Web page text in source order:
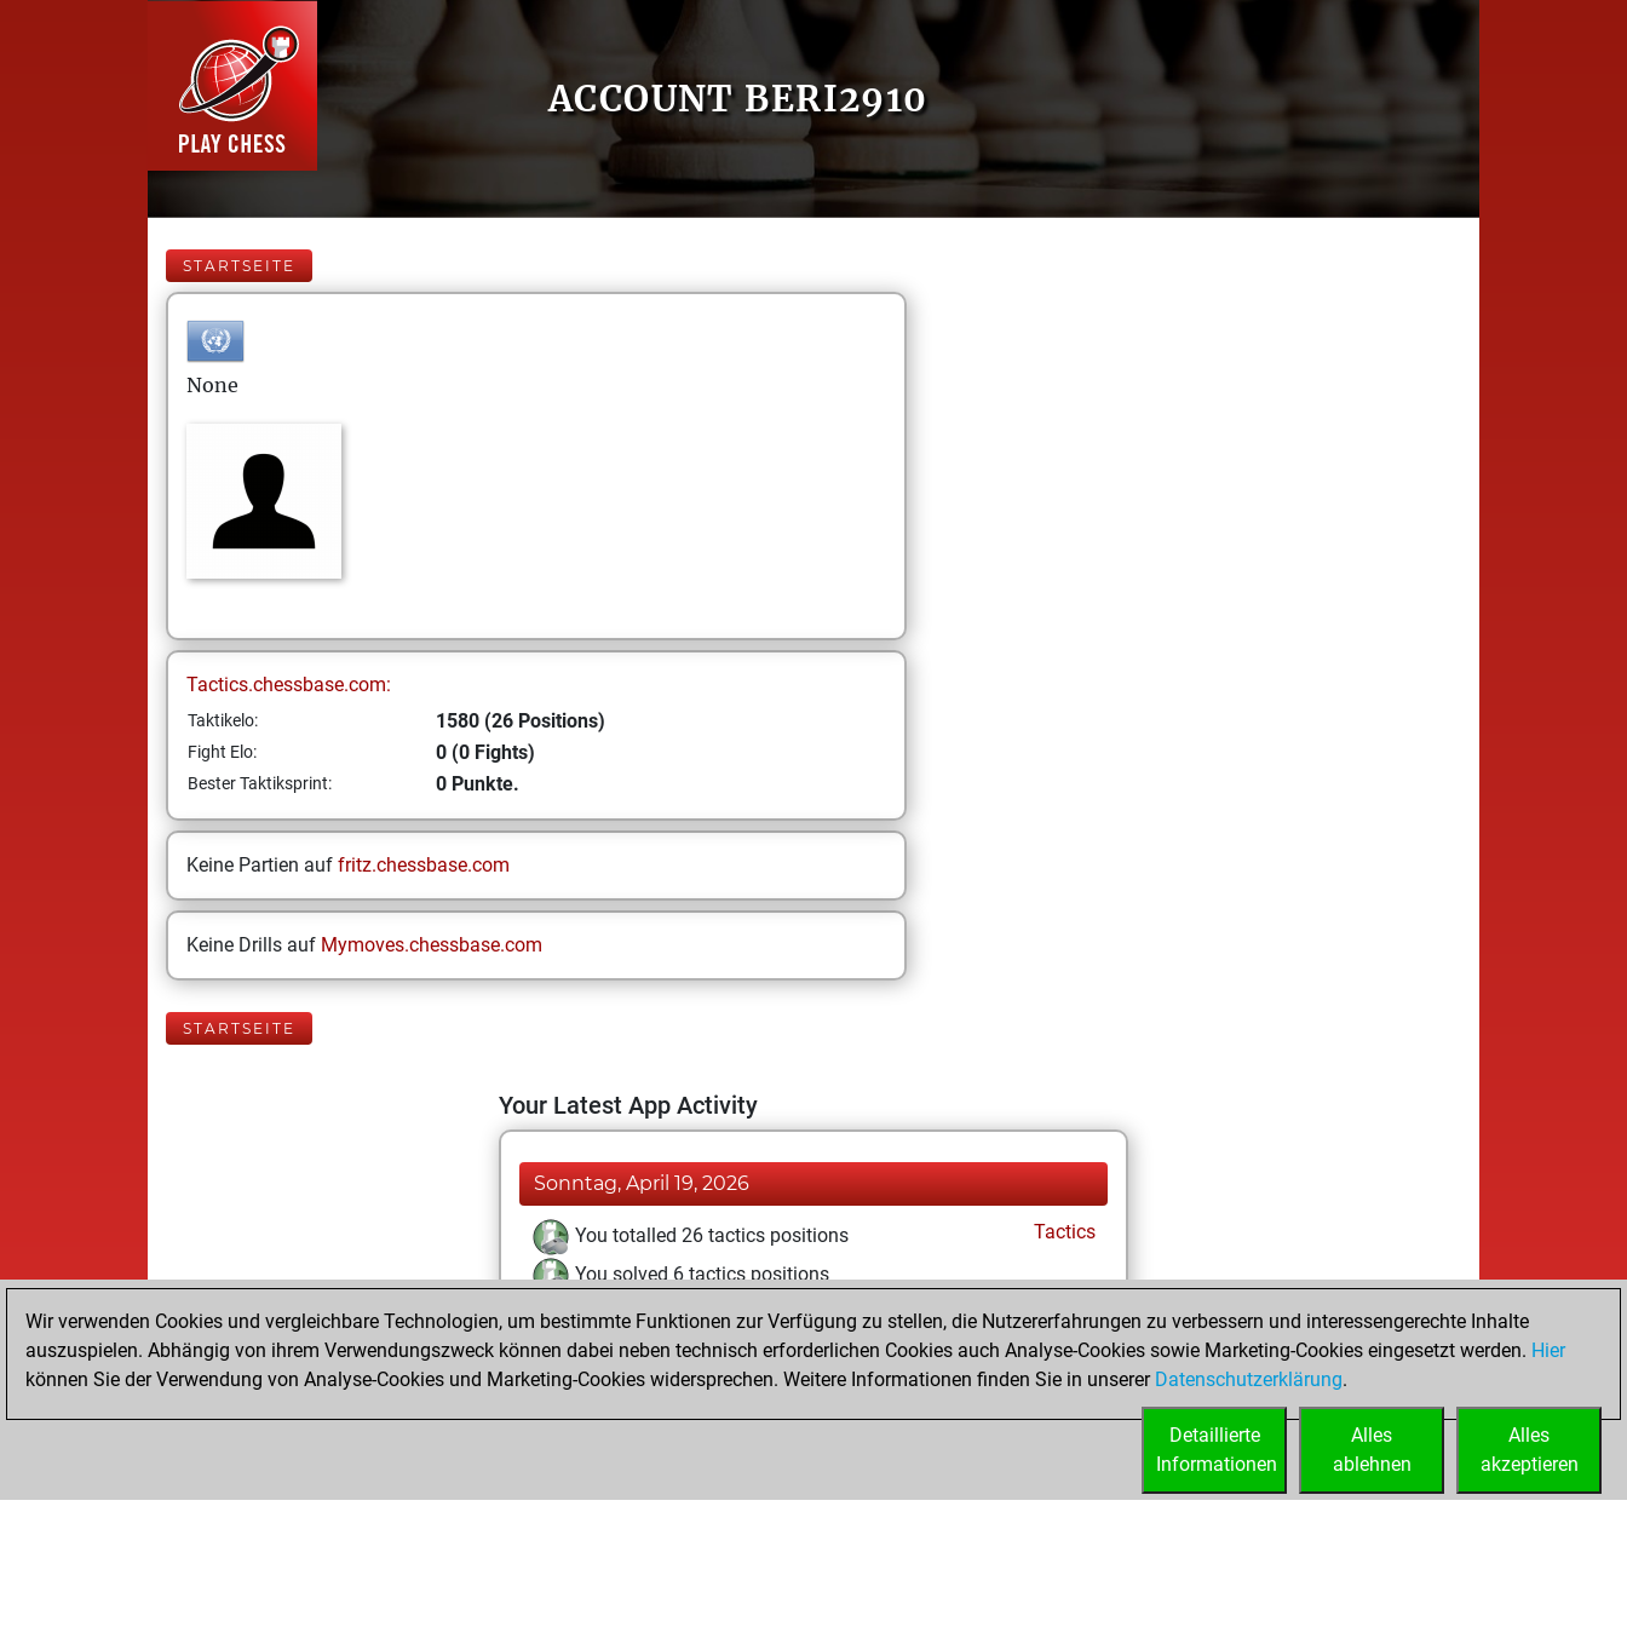
ACCOUNT BERI2910
STARTSEITE
None
Tactics.chessbase.com:
Taktikelo: 1580 (26 Positions)
Fight Elo: 0 (0 Fights)
Bester Taktiksprint: 0 Punkte.
Keine Partien auf fritz.chessbase.com
Keine Drills auf Mymoves.chessbase.com
STARTSEITE
Your Latest App Activity
Sonntag, April 19, 2026
You totalled 26 tactics positions
Tactics
You solved 6 tactics positions
You achieved an Elo of 1580 in tactics positions
Wir verwenden Cookies und vergleichbare Technologien, um bestimmte Funktionen zur Verfügung zu stellen, die Nutzererfahrungen zu verbessern und interessengerechte Inhalte
auszuspielen. Abhängig von ihrem Verwendungszweck können dabei neben technisch erforderlichen Cookies auch Analyse-Cookies sowie Marketing-Cookies eingesetzt werden. Hier
können Sie der Verwendung von Analyse-Cookies und Marketing-Cookies widersprechen. Weitere Informationen finden Sie in unserer Datenschutzerklärung.
Alles
akzeptieren
Alles
ablehnen
Detaillierte
Informationen